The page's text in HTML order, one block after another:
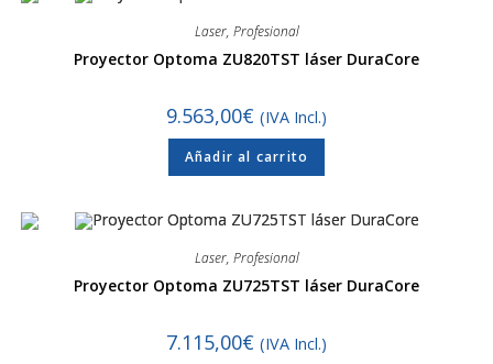
Laser, Profesional
Proyector Optoma ZU820TST láser DuraCore
9.563,00€ (IVA Incl.)
Añadir al carrito
Laser, Profesional
Proyector Optoma ZU725TST láser DuraCore
7.115,00€ (IVA Incl.)